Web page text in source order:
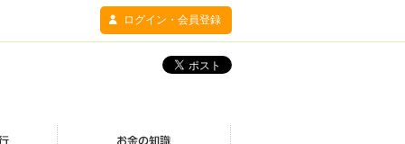
ログイン・会員登録